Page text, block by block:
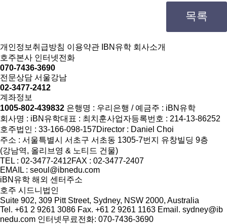
목록
개인정보취급방침 이용약관 IBN유학 회사소개
호주본사 인터넷전화
070-7436-3690
전문상담 서울강남
02-3477-2412
계좌정보
1005-802-439832 은행명 : 우리은행 / 예금주 : iBN유학
회사명 : iBN유학대표 : 최치훈사업자등록번호 : 214-13-86252
호주법인 : 33-166-098-157Director : Daniel Choi
주소 : 서울특별시 서초구 서초동 1305-7번지 유창빌딩 9층
(강남역, 올리브영 & 노티드 건물)
TEL : 02-3477-2412FAX : 02-3477-2407
EMAIL : seoul@ibnedu.com
iBN유학 해외 센터주소
호주 시드니법인
Suite 902, 309 Pitt Street, Sydney, NSW 2000, Australia
Tel. +61 2 9261 3086 Fax. +61 2 9261 1163 Email. sydney@ib
nedu.com 인터넷무료전화: 070-7436-3690